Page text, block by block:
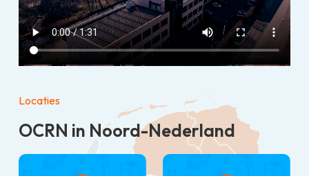
Locaties
OCRN in Noord-Nederland